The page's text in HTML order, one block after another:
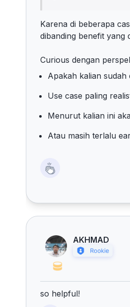
Karena di beberapa
dibanding benefit yang
Curious dengan
Apakah kalian
Use case paling
Menurut kalian ini
Atau masih terlalu
AKHMAD
so helpful!